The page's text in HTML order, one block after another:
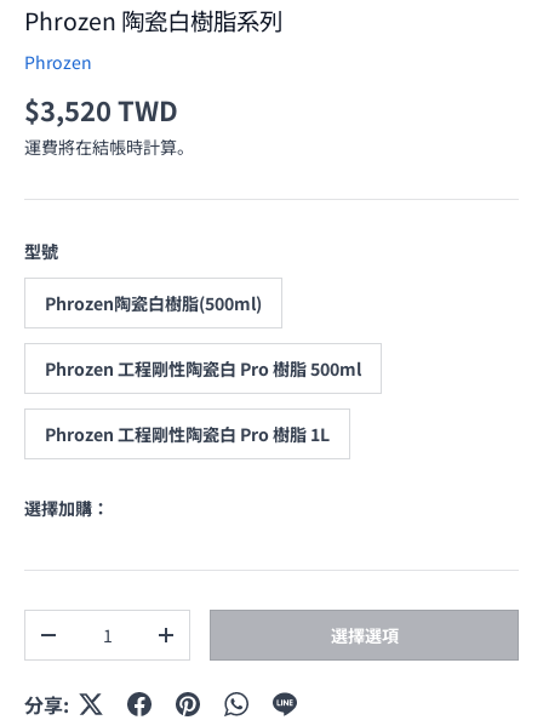
Phrozen 陶瓷白樹脂系列
Phrozen
原價
$3,520 TWD
運費將在結帳時計算。
型號
Phrozen陶瓷白樹脂(500ml)
Phrozen 工程剛性陶瓷白 Pro 樹脂 500ml
Phrozen 工程剛性陶瓷白 Pro 樹脂 1L
選擇加購：
減少數量
增加數量 選擇選項
分享: